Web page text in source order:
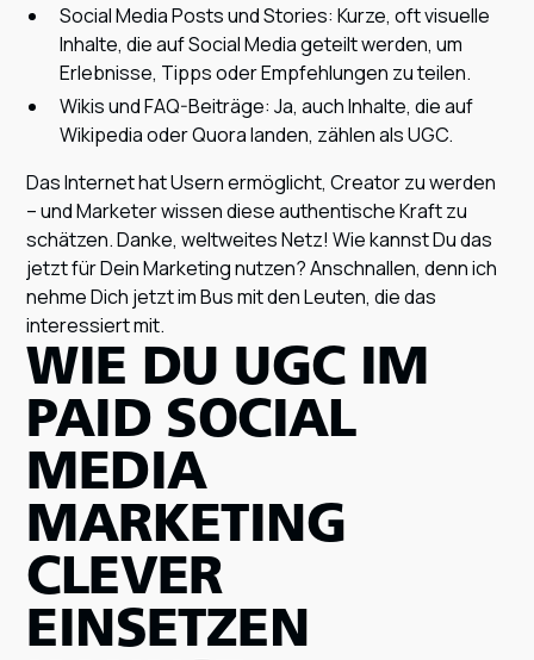
Social Media Posts und Stories: Kurze, oft visuelle
Inhalte, die auf Social Media geteilt werden, um
Erlebnisse, Tipps oder Empfehlungen zu teilen.
Wikis und FAQ-Beiträge: Ja, auch Inhalte, die auf
Wikipedia oder Quora landen, zählen als UGC.
Das Internet hat Usern ermöglicht, Creator zu werden
– und Marketer wissen diese authentische Kraft zu
schätzen. Danke, weltweites Netz! Wie kannst Du das
jetzt für Dein Marketing nutzen? Anschnallen, denn ich
nehme Dich jetzt im Bus mit den Leuten, die das
interessiert mit.
WIE DU UGC IM
PAID SOCIAL
MEDIA
MARKETING
CLEVER
EINSETZEN